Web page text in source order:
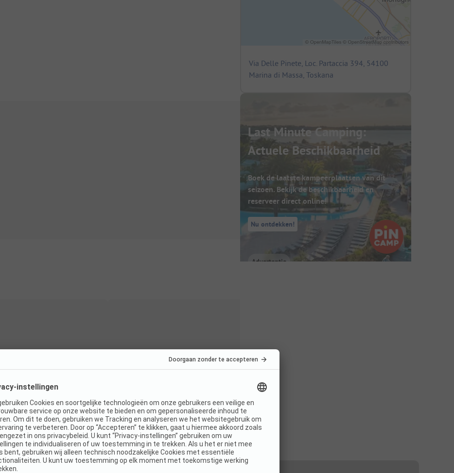
Via Delle Pinete, Loc. Partaccia 394, 54100
Marina di Massa, Toskana
Last Minute Camping:
Actuele Beschikbaarheid
Boek de laatste kampeerplaatsen van dit
seizoen. Bekijk de beschikbaarheid en
reserveer direct online!
Nu ontdekken!